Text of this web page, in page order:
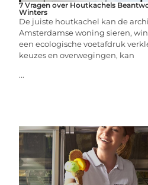
7 Vragen over Houtkachels
Winters
De juiste houtkachel kan de
Amsterdamse woning sieren,
een ecologische voetafdruk
keuzes en overwegingen, kan
...